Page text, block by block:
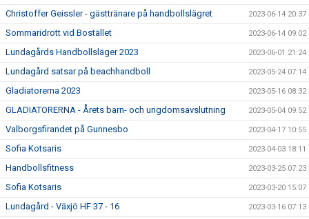
Christoffer Geissler - gästtränare på handbollslägret 2023-06-14 20:37
Sommaridrott vid Bostället 2023-06-14 09:02
Lundagårds Handbollsläger 2023 2023-06-01 21:24
Lundagård satsar på beachhandboll 2023-05-24 07:14
Gladiatorerna 2023 2023-05-16 08:32
GLADIATORERNA - Årets barn- och ungdomsavslutning 2023-05-04 09:52
Valborgsfirandet på Gunnesbo 2023-04-17 10:55
Sofia Kotsaris 2023-04-03 18:11
Handbollsfitness 2023-03-25 07:23
Sofia Kotsaris 2023-03-20 15:07
Lundagård - Växjö HF 37 - 16 2023-03-16 07:13